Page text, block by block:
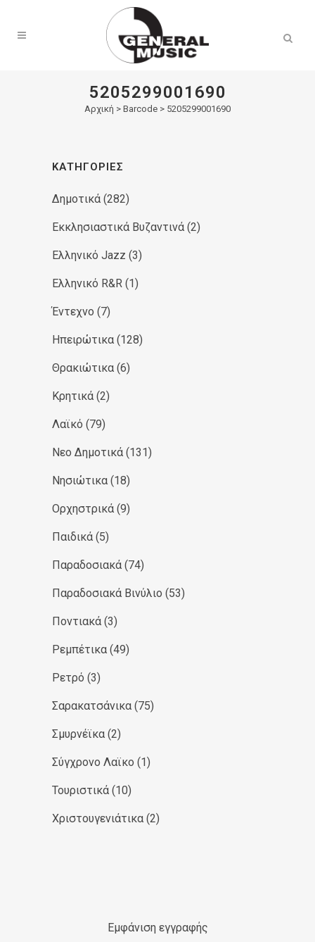
5205299001690
Αρχική > Barcode > 5205299001690
ΚΑΤΗΓΟΡΊΕΣ
Δημοτικά (282)
Εκκλησιαστικά Βυζαντινά (2)
Ελληνικό Jazz (3)
Ελληνικό R&R (1)
Έντεχνο (7)
Ηπειρώτικα (128)
Θρακιώτικα (6)
Κρητικά (2)
Λαϊκό (79)
Νεο Δημοτικά (131)
Νησιώτικα (18)
Ορχηστρικά (9)
Παιδικά (5)
Παραδοσιακά (74)
Παραδοσιακά Βινύλιο (53)
Ποντιακά (3)
Ρεμπέτικα (49)
Ρετρό (3)
Σαρακατσάνικα (75)
Σμυρνέϊκα (2)
Σύγχρονο Λαϊκο (1)
Τουριστικά (10)
Χριστουγενιάτικα (2)
Εμφάνιση εγγραφής